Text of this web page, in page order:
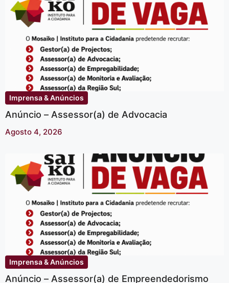
Imprensa & Anúncios
Anúncio – Assessor(a) de Advocacia
Agosto 4, 2026
Imprensa & Anúncios
Anúncio – Assessor(a) de Empreendedorismo